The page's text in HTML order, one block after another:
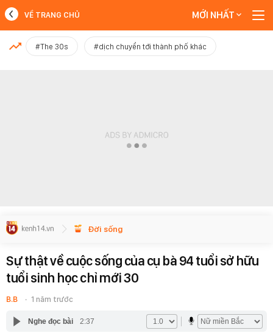
MỚI NHẤT
VỀ TRANG CHỦ MỚI NHẤT
#The 30s #dịch chuyển tới thành phố khác
Đời sống
Sự thật về cuộc sống của cụ bà 94 tuổi sở hữu
tuổi sinh học chỉ mới 30
B.B 1 năm trước
Nghe đọc bài 2:37